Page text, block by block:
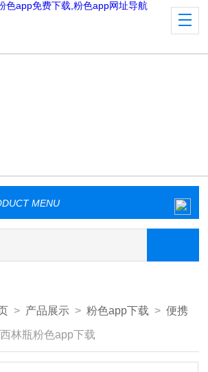
色app免费下载,粉色app网址导航
MENU
> 产品展示 >粉色app下载 >便携
林瓶粉色app下载